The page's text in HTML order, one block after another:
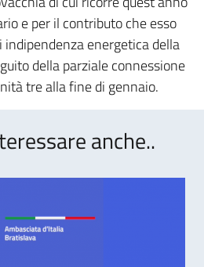
e per il contributo che esso
energetica della
della parziale connessione
tre alla fine di gennaio.
anche..